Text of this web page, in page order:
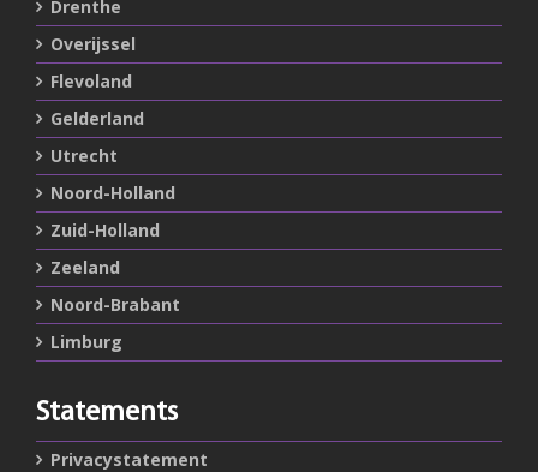
Drenthe
Overijssel
Flevoland
Gelderland
Utrecht
Noord-Holland
Zuid-Holland
Zeeland
Noord-Brabant
Limburg
Statements
Privacystatement